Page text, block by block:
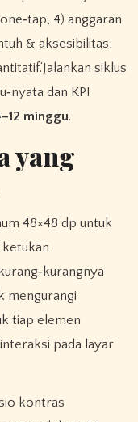
4) anggaran
& aksesibilitas;
siklus
dan KPI
minggu.
yang
48×48 dp untuk
mengurangi
tiap elemen
pada layar
kontras